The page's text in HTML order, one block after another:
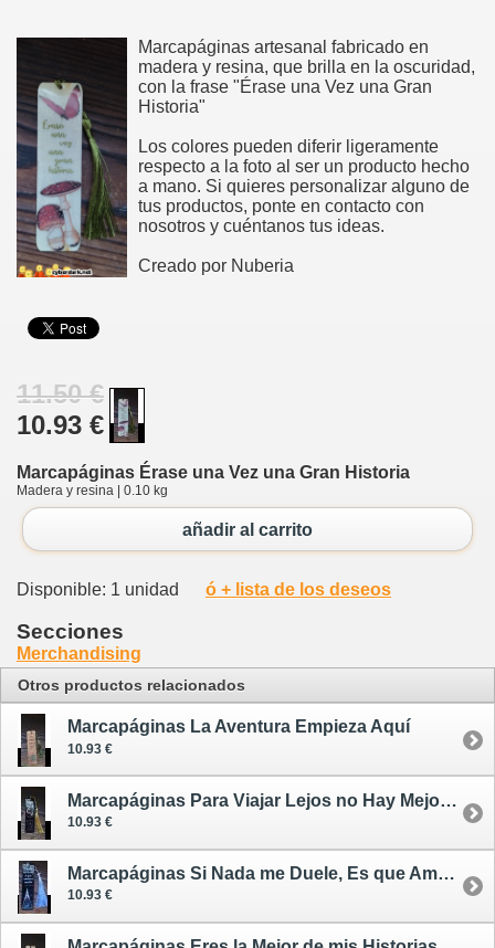
Marcapáginas artesanal fabricado en
madera y resina, que brilla en la oscuridad,
con la frase "Érase una Vez una Gran
Historia"
Los colores pueden diferir ligeramente
respecto a la foto al ser un producto hecho
a mano. Si quieres personalizar alguno de
tus productos, ponte en contacto con
nosotros y cuéntanos tus ideas.
Creado por Nuberia
11.50 €
10.93 €
Marcapáginas Érase una Vez una Gran Historia
Madera y resina | 0.10 kg
añadir al carrito
Disponible: 1 unidad ó + lista de los deseos
Secciones
Merchandising
Otros productos relacionados
Marcapáginas La Aventura Empieza Aquí
10.93 €
Marcapáginas Para Viajar Lejos no Hay Mejor Nave que un Libro
10.93 €
Marcapáginas Si Nada me Duele, Es que Amanecí Muerta
10.93 €